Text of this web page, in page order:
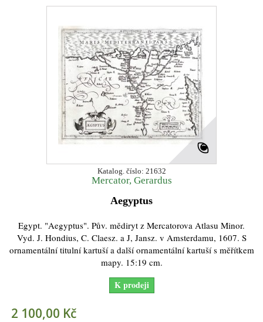
Katalog. číslo: 21632
Mercator, Gerardus
Aegyptus
Egypt. "Aegyptus". Pův. mědiryt z Mercatorova Atlasu Minor.
Vyd. J. Hondius, C. Claesz. a J, Jansz. v Amsterdamu, 1607. S
ornamentální titulní kartuší a další ornamentální kartuší s měřítkem
mapy. 15:19 cm.
K prodeji
2 100,00 Kč